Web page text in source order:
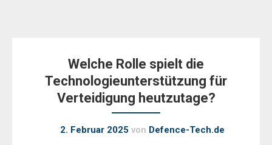
Welche Rolle spielt die
Technologieunterstützung für
Verteidigung heutzutage?
2. Februar 2025 von Defence-Tech.de